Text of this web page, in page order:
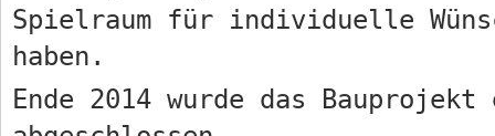
Spielraum für individuelle
haben.
Ende 2014 wurde das